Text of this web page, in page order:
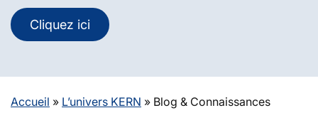
Cliquez ici
Accueil » L’univers KERN » Blog & Connaissances